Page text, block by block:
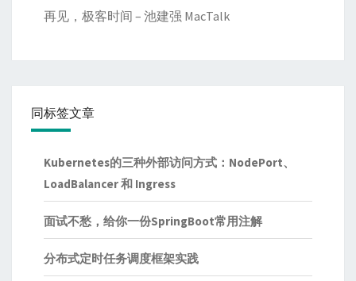
再见，极客时间 – 池建强 MacTalk
同标签文章
Kubernetes的三种外部访问方式：NodePort、
LoadBalancer 和 Ingress
面试不愁，给你一份SpringBoot常用注解
分布式定时任务调度框架实践